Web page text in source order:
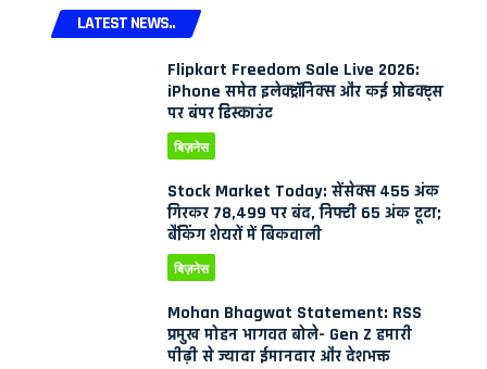
LATEST NEWS..
Flipkart Freedom Sale Live 2026:
iPhone समेत इलेक्ट्रॉनिक्स और कई प्रोडक्ट्स
पर बंपर डिस्काउंट
बिज़नेस
Stock Market Today: सेंसेक्स 455 अंक
गिरकर 78,499 पर बंद, निफ्टी 65 अंक टूटा;
बैंकिंग शेयरों में बिकवाली
बिज़नेस
Mohan Bhagwat Statement: RSS
प्रमुख मोहन भागवत बोले- Gen Z हमारी
पीढ़ी से ज्यादा ईमानदार और देशभक्त